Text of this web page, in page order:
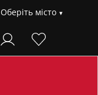
Оберіть місто